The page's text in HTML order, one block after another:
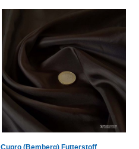
Cupro (Bemberg) Futterstoff